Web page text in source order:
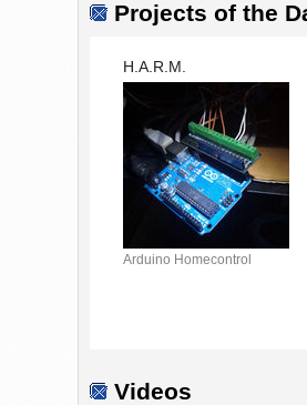
Projects of the
H.A.R.M.
Arduino Homecontrol
Videos